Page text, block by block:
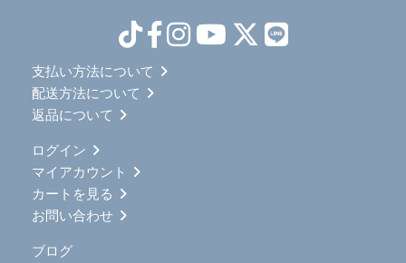
支払い方法について
配送方法について
返品について
ログイン
マイアカウント
カートを見る
お問い合わせ
ブログ